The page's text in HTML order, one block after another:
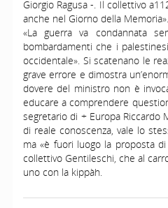
Giorgio Ragusa -. Il collettivo
anche nel Giorno della
«La guerra va condannata
bombardamenti che i
occidentale». Si scatenano le
grave errore e dimostra
dovere del ministro non è
educare a comprendere
segretario di + Europa Riccardo
di reale conoscenza, vale lo
ma «è fuori luogo la proposta
collettivo Gentileschi, che al
uno con la kippàh.